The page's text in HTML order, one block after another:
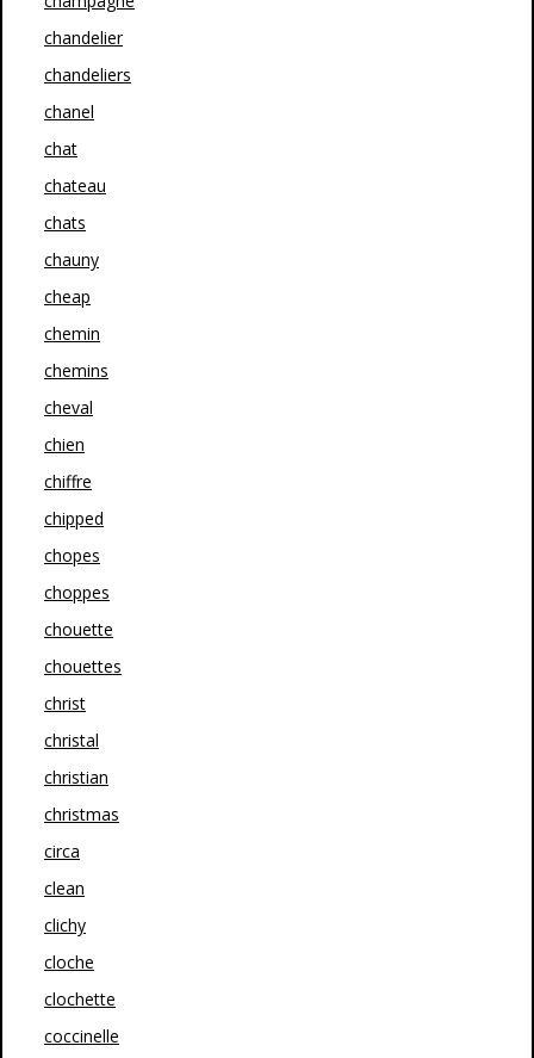
chandelier
chandeliers
chanel
chat
chateau
chats
chauny
cheap
chemin
chemins
cheval
chien
chiffre
chipped
chopes
choppes
chouette
chouettes
christ
christal
christian
christmas
circa
clean
clichy
cloche
clochette
coccinelle